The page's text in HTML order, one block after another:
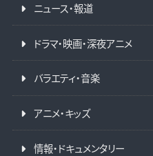
ニュース・報道
ドラマ・映画・深夜アニメ
バラエティ・音楽
アニメ・キッズ
情報・ドキュメンタリー